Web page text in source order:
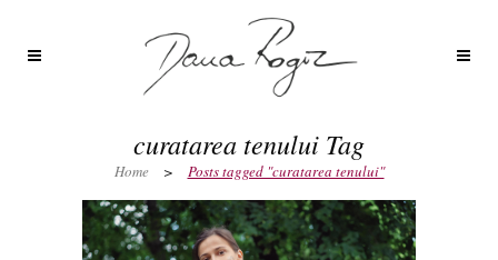
curatarea tenului Tag
Home > Posts tagged "curatarea tenului"